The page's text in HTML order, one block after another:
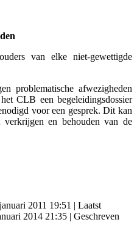
van elke niet-gewettigde
problematische afwezigheden
CLB een begeleidingsdossier
voor een gesprek. Dit kan
verkrijgen en behouden van de
2011 19:51 | Laatst
2014 21:35 | Geschreven